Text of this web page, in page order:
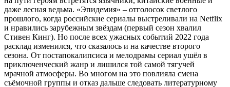
даже лесная ведьма. «Эпидемия» – отголосок светлого
прошлого, когда российские сериалы выстреливали на Netflix
и нравились зарубежным звёздам (первый сезон хвалил
Стивен Кинг). Но после всех ужасных событий 2022 года
расклад изменился, что сказалось и на качестве второго
сезона. От постапокалипсиса и мелодрамы сериал ушёл в
приключенческий жанр и лишился той самой тягучей
мрачной атмосферы. Во многом на это повлияла смена
съёмочной группы и отказ дальше следовать литературному